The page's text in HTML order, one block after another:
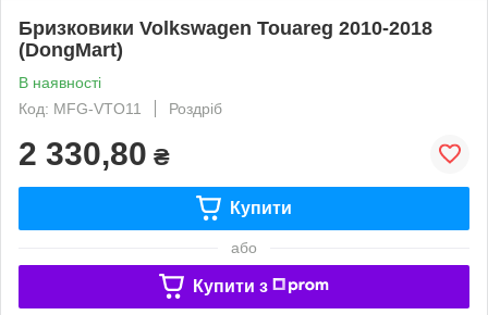
Бризковики Volkswagen Touareg 2010-2018
(DongMart)
В наявності
Код: MFG-VTO11
Роздріб
2 330,80 ₴
Купити
або
Купити з